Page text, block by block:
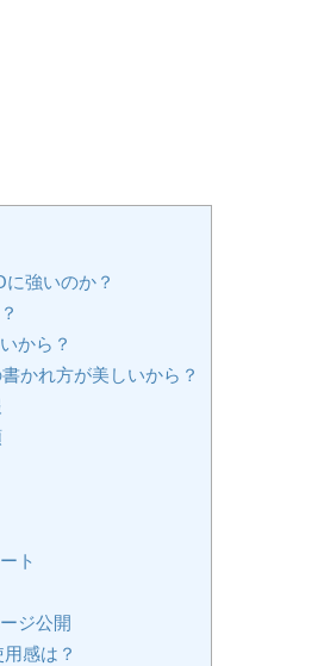
強いのか？
から？
かれ方が美しいから？
ト
ジ公開
感は？